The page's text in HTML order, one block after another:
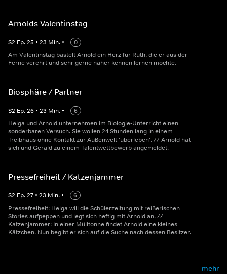
Arnolds Valentinstag
S2 Ep.25 • 23 Min. •
0
Am Valentinstag bastelt Arnold ein Herz für Ruth, die er aus der
Ferne verehrt und sehr gerne näher kennen lernen möchte.
Biosphäre / Partner
S2 Ep.26 • 23 Min. •
6
Helga und Arnold unternehmen im Biologie-Unterricht einen
sonderbaren Versuch. Sie wollen 24 Stunden lang in einem
Treibhaus ohne Kontakt zur Außenwelt 'überleben'. // Arnold hat
sich und Gerald zu einem Talentwettbewerb angemeldet.
Pressefreiheit / Katzenjammer
S2 Ep.27 • 23 Min. •
6
Pressefreiheit: Helga will die Schülerzeitung mit reißerischen
Stories aufpeppen und legt sich heftig mit Arnold an. //
Katzenjammer: In einer Mülltonne findet Arnold eine kleines
Kätzchen. Nun begibt er sich auf die Suche nach dessen Besitzer.
mehr